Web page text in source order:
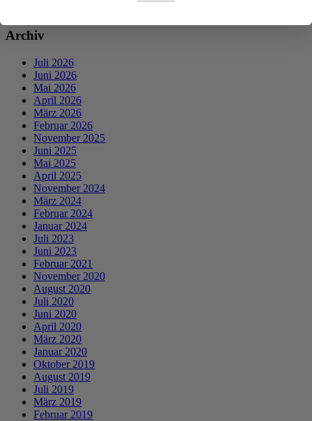
Archiv
Juli 2026
Juni 2026
Mai 2026
April 2026
März 2026
Februar 2026
November 2025
Juni 2025
Mai 2025
April 2025
November 2024
März 2024
Februar 2024
Januar 2024
Juli 2023
Juni 2023
Februar 2021
November 2020
August 2020
Juli 2020
Juni 2020
April 2020
März 2020
Januar 2020
Oktober 2019
August 2019
Juli 2019
März 2019
Februar 2019